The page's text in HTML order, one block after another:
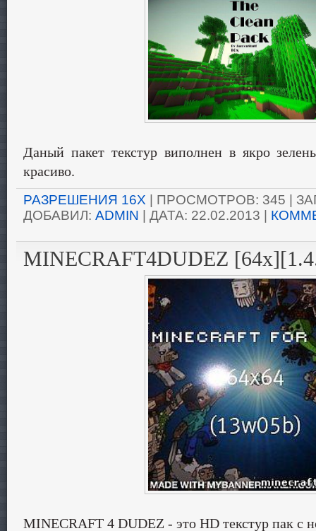
Даный пакет текстур виполнен в якро
красиво.
РАЗРЕШЕНИЯ 16X | ПРОСМОТРОВ: 345 |
ДОБАВИЛ: ADMIN | ДАТА: 22.02.2013 |
MINECRAFT4DUDEZ
MINECRAFT 4 DUDEZ - это HD текстур пак с